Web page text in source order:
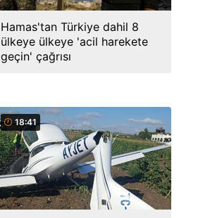
Hamas'tan Türkiye dahil 8
ülkeye ülkeye 'acil harekete
geçin' çağrısı
18:41